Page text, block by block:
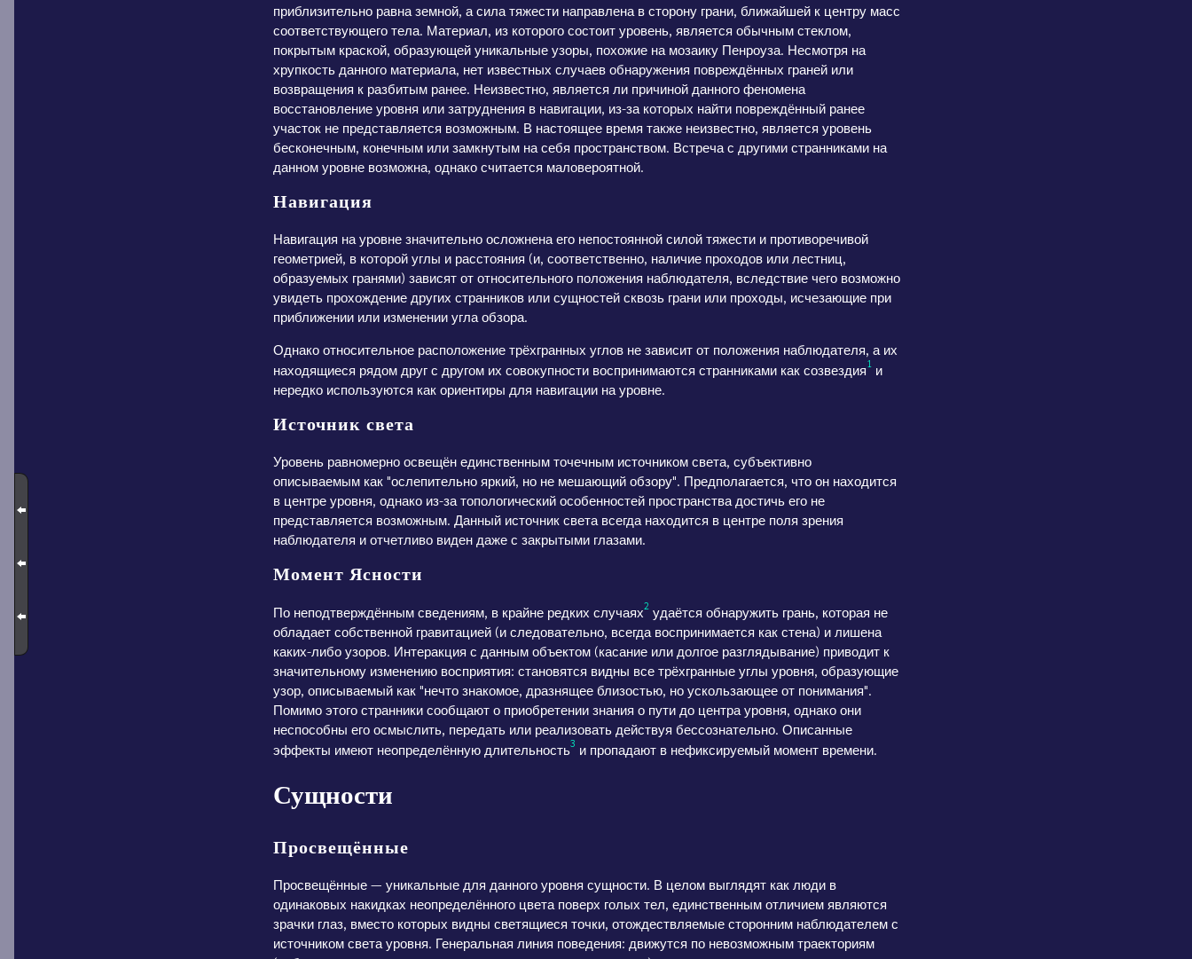
приблизительно равна земной, а сила тяжести направлена в сторону грани, ближайшей к центру масс
соответствующего тела. Материал, из которого состоит уровень, является обычным стеклом,
покрытым краской, образующей уникальные узоры, похожие на мозаику Пенроуза. Несмотря на
хрупкость данного материала, нет известных случаев обнаружения повреждённых граней или
возвращения к разбитым ранее. Неизвестно, является ли причиной данного феномена
восстановление уровня или затруднения в навигации, из-за которых найти повреждённый ранее
участок не представляется возможным. В настоящее время также неизвестно, является уровень
бесконечным, конечным или замкнутым на себя пространством. Встреча с другими странниками на
данном уровне возможна, однако считается маловероятной.
Навигация
Навигация на уровне значительно осложнена его непостоянной силой тяжести и противоречивой
геометрией, в которой углы и расстояния (и, соответственно, наличие проходов или лестниц,
образуемых гранями) зависят от относительного положения наблюдателя, вследствие чего возможно
увидеть прохождение других странников или сущностей сквозь грани или проходы, исчезающие при
приближении или изменении угла обзора.
Однако относительное расположение трёхгранных углов не зависит от положения наблюдателя, а их
находящиеся рядом друг с другом их совокупности воспринимаются странниками как созвездия1 и
нередко используются как ориентиры для навигации на уровне.
Источник света
Уровень равномерно освещён единственным точечным источником света, субъективно
описываемым как "ослепительно яркий, но не мешающий обзору". Предполагается, что он находится
в центре уровня, однако из-за топологический особенностей пространства достичь его не
представляется возможным. Данный источник света всегда находится в центре поля зрения
наблюдателя и отчетливо виден даже с закрытыми глазами.
Момент Ясности
По неподтверждённым сведениям, в крайне редких случаях2 удаётся обнаружить грань, которая не
обладает собственной гравитацией (и следовательно, всегда воспринимается как стена) и лишена
каких-либо узоров. Интеракция с данным объектом (касание или долгое разглядывание) приводит к
значительному изменению восприятия: становятся видны все трёхгранные углы уровня, образующие
узор, описываемый как "нечто знакомое, дразнящее близостью, но ускользающее от понимания".
Помимо этого странники сообщают о приобретении знания о пути до центра уровня, однако они
неспособны его осмыслить, передать или реализовать действуя бессознательно. Описанные
эффекты имеют неопределённую длительность3 и пропадают в нефиксируемый момент времени.
Сущности
Просвещённые
Просвещённые — уникальные для данного уровня сущности. В целом выглядят как люди в
одинаковых накидках неопределённого цвета поверх голых тел, единственным отличием являются
зрачки глаз, вместо которых видны светящиеся точки, отождествляемые сторонним наблюдателем с
источником света уровня. Генеральная линия поведения: движутся по невозможным траекториям